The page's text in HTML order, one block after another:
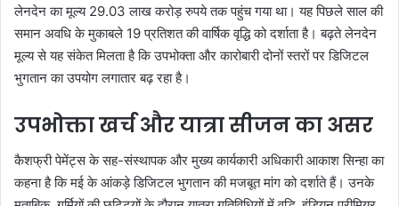
लेनदेन का मूल्य 29.03 लाख करोड़ रुपये तक पहुंच गया था। यह पिछले साल की
समान अवधि के मुकाबले 19 प्रतिशत की वार्षिक वृद्धि को दर्शाता है। बढ़ते लेनदेन
मूल्य से यह संकेत मिलता है कि उपभोक्ता और कारोबारी दोनों स्तरों पर डिजिटल
भुगतान का उपयोग लगातार बढ़ रहा है।
उपभोक्ता खर्च और यात्रा सीजन का असर
कैशफ्री पेमेंट्स के सह-संस्थापक और मुख्य कार्यकारी अधिकारी आकाश सिन्हा का
कहना है कि मई के आंकड़े डिजिटल भुगतान की मजबूत मांग को दर्शाते हैं। उनके